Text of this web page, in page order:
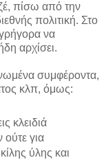
πίσω από την
πολιτική. Στο
να
αρχίσει.
συμφέροντα,
κλπ, όμως:
κλειδιά
για
ύλης και